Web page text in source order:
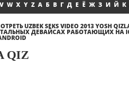
V W X Y Z А Б В Г Д Е Ё Ж З И Й К
UZBEK SEKS VIDEO 2013 YOSH
ДЕВАЙСАХ РАБОТАЮЩИХ НА
QIZ